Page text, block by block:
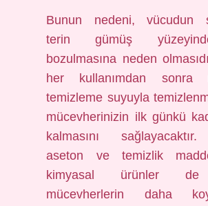
Bunun nedeni, vücudun
terin gümüş
bozulmasına neden
her kullanımdan sonra
temizleme suyuyla
mücevherinizin ilk günkü
kalmasını
aseton ve temizlik
kimyasal ürünler de
mücevherlerin daha